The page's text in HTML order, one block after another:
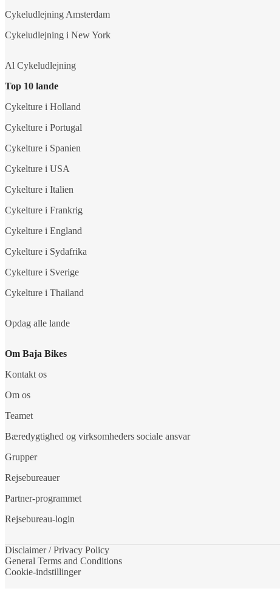
Cykeludlejning Amsterdam
Cykeludlejning i New York
Al Cykeludlejning
Top 10 lande
Cykelture i Holland
Cykelture i Portugal
Cykelture i Spanien
Cykelture i USA
Cykelture i Italien
Cykelture i Frankrig
Cykelture i England
Cykelture i Sydafrika
Cykelture i Sverige
Cykelture i Thailand
Opdag alle lande
Om Baja Bikes
Kontakt os
Om os
Teamet
Bæredygtighed og virksomheders sociale ansvar
Grupper
Rejsebureauer
Partner-programmet
Rejsebureau-login
Disclaimer / Privacy Policy
General Terms and Conditions
Cookie-indstillinger